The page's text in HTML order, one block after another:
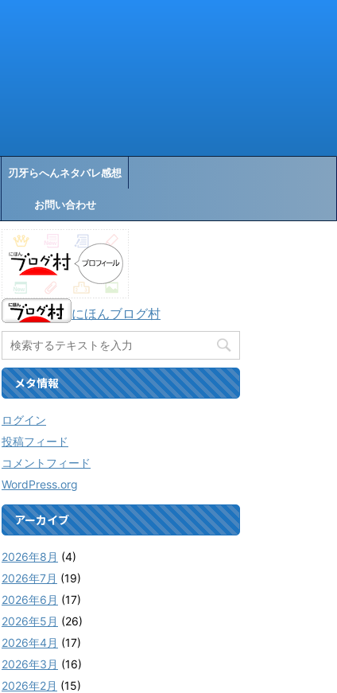
刃牙らへんネタバレ感想
お問い合わせ
にほんブログ村
メタ情報
ログイン
投稿フィード
コメントフィード
WordPress.org
アーカイブ
2026年8月 (4)
2026年7月 (19)
2026年6月 (17)
2026年5月 (26)
2026年4月 (17)
2026年3月 (16)
2026年2月 (15)